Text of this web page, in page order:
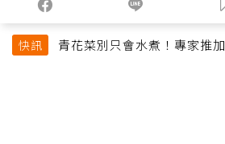
快訊 青花菜別只會水煮！專家推